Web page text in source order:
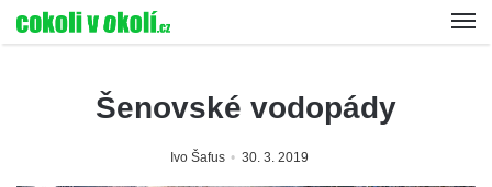
Šenovské vodopády
Ivo Šafus 30. 3. 2019